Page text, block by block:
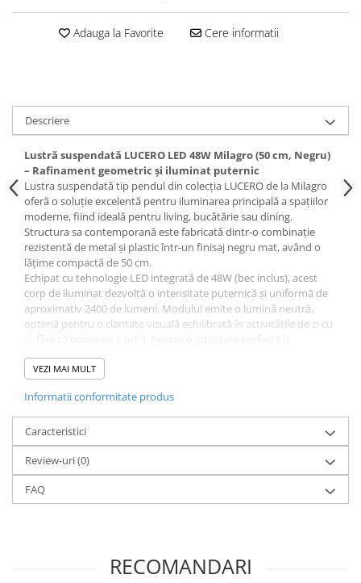
Adauga la Favorite Cere informatii
Descriere
Lustră suspendată LUCERO LED 48W Milagro (50 cm, Negru)
– Rafinament geometric și iluminat puternic
Lustra suspendată tip pendul din colecția LUCERO de la Milagro
oferă o soluție excelentă pentru iluminarea principală a spațiilor
moderne, fiind ideală pentru living, bucătărie sau dining.
Structura sa contemporană este fabricată dintr-o combinație
rezistentă de metal și plastic într-un finisaj negru mat, având o
lățime compactă de 50 cm.
Echipat cu tehnologie LED integrată de 48W (bec inclus), acest
corp de iluminat dezvoltă o intensitate puternică și uniformă de
aproximativ 2400 de lumeni. Modulul emite o lumină neutră,
optimă pentru o claritate vizuală echilibrată în activitățile de zi cu
arhitectura camerei, înălțimea suspensiei este reglabilă la montaj
între 50 cm și 90 cm. Dispozitivul se montează pe tavan, se
este dimabil și deține grad de protecție IP20 pentru utilizare
exclusivă la interior.
VEZI MAI MULT
Informatii conformitate produs
Caracteristici
Review-uri(0)
FAQ
RECOMANDARI